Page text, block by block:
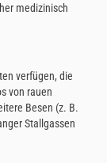
medizinisch
verfügen, die
von rauen
Besen (z. B.
Stallgassen